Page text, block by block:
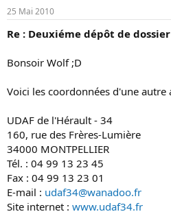
25 Mai 2010
Re : Deuxiéme dépôt de
Bonsoir Wolf ;D
Voici les coordonnées d'une autre
UDAF de l'Hérault - 34
160, rue des Frères-Lumière
34000 MONTPELLIER
Tél. : 04 99 13 23 45
Fax : 04 99 13 23 01
E-mail : udaf34@wanadoo.fr
Site internet : www.udaf34.fr